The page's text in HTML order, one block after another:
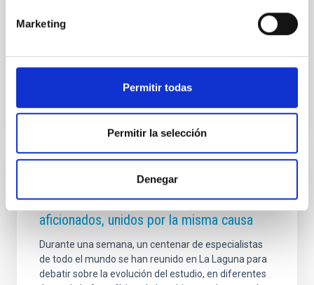
Marketing
Permitir todas
Permitir la selección
Denegar
Astrónomos de todas las disciplinas debatirán sobre
los efectos del magnetismo en el Universo, desde los
Congreso IAU: Astrónomos profesionales y
aficionados, unidos por la misma causa
Durante una semana, un centenar de especialistas
de todo el mundo se han reunido en La Laguna para
debatir sobre la evolución del estudio, en diferentes